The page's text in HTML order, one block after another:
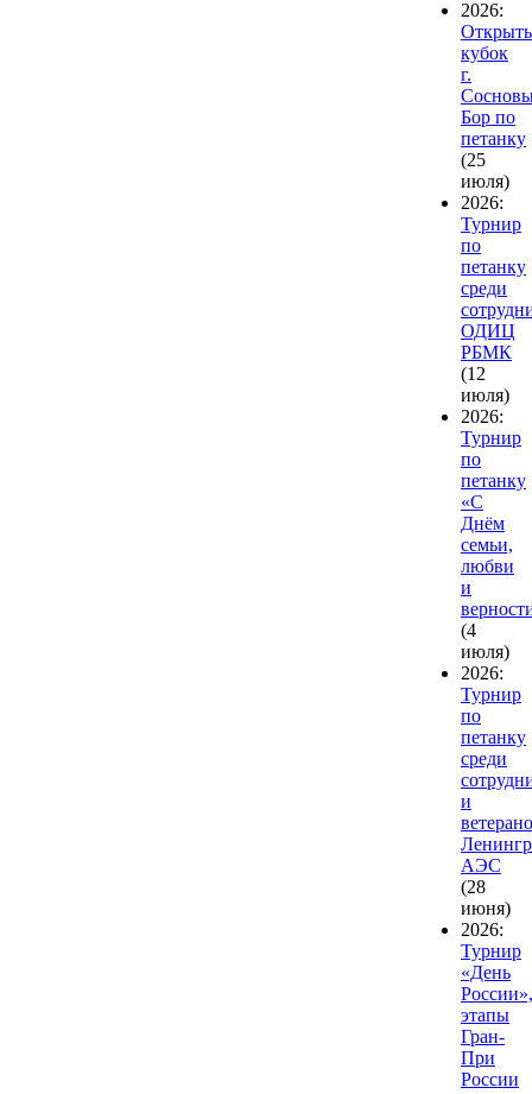
2026:
кубок
г.
Бор по
петанку
(25
июля)
2026:
Турнир
по
петанку
среди
ОДИЦ
РБМК
(12
июля)
2026:
Турнир
по
петанку
«С
Днём
семьи,
любви
и
(4
июля)
2026:
Турнир
по
петанку
среди
и
АЭС
(28
июня)
2026:
Турнир
«День
России»,
этапы
Гран-
При
России